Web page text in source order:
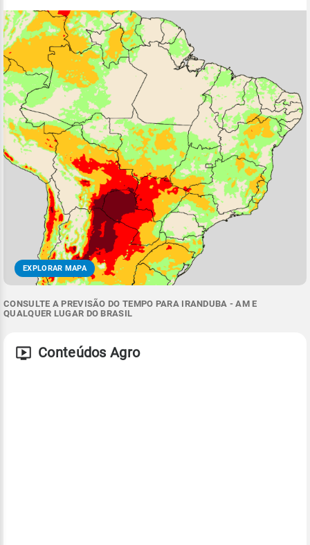
EXPLORAR MAPA
CONSULTE A PREVISÃO DO TEMPO PARA IRANDUBA - AM E
QUALQUER LUGAR DO BRASIL
Conteúdos Agro